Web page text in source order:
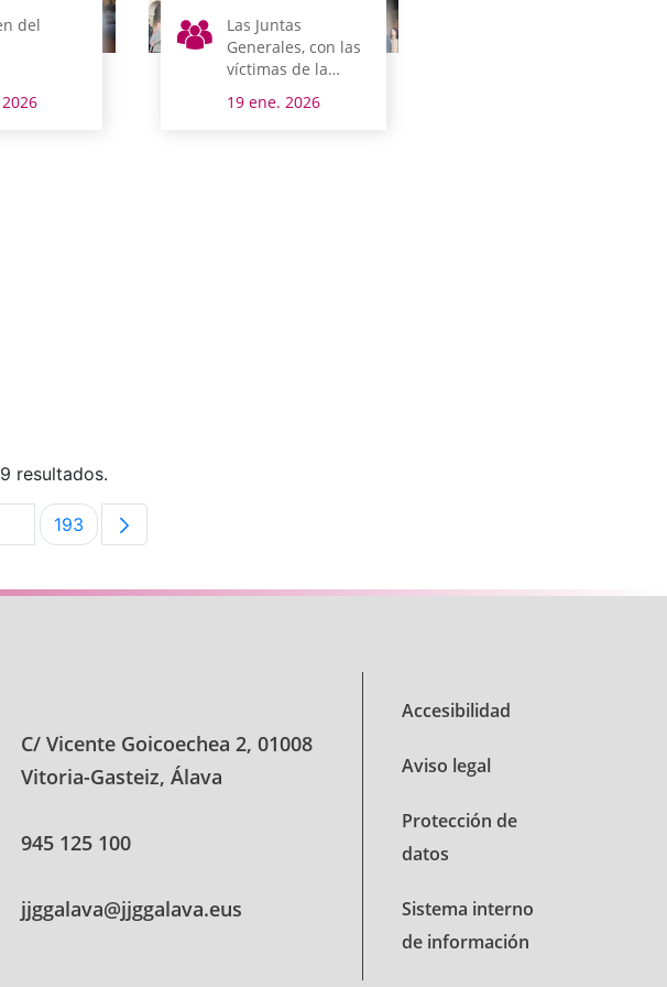
del
Las Juntas
Generales, con las
víctimas de la
ferroviaria de
19 ene. 2026
resultados.
intermedias Use TAB para desplazarse.
Página
193
C/ Vicente Goicoechea 2, 01008
Vitoria-Gasteiz, Álava
945 125 100
jjggalava@jjggalava.eus
Accesibilidad
Aviso legal
Protección de
datos
Sistema interno
de información